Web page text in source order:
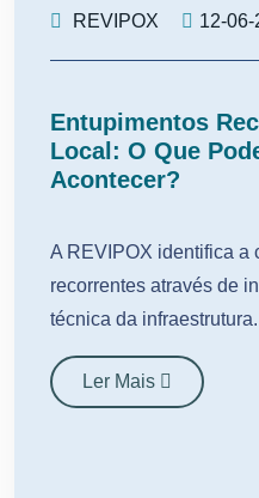
REVIPOX 12-
Entupimentos
Local: O Que
Acontecer?
A REVIPOX identifica a
recorrentes através de
técnica da infraestrutura.
Ler Mais